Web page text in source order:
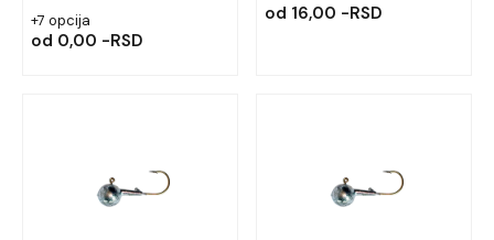
+7 opcija
od 0,00 -RSD
od 16,00 -RSD